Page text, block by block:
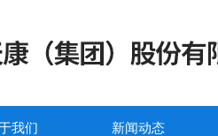
我们 新闻动态